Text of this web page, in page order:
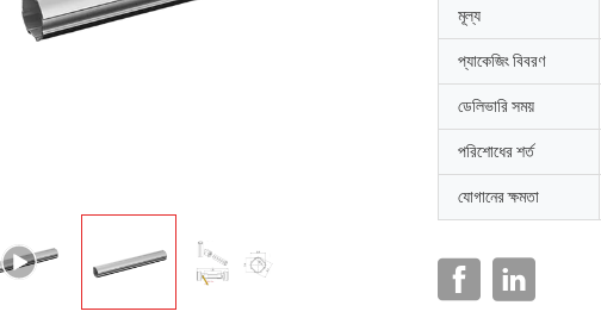
মূল্য
প্যাকেজিং বিবরণ
ডেলিভারি সময়
পরিশোধের শর্ত
যোগানের ক্ষমতা